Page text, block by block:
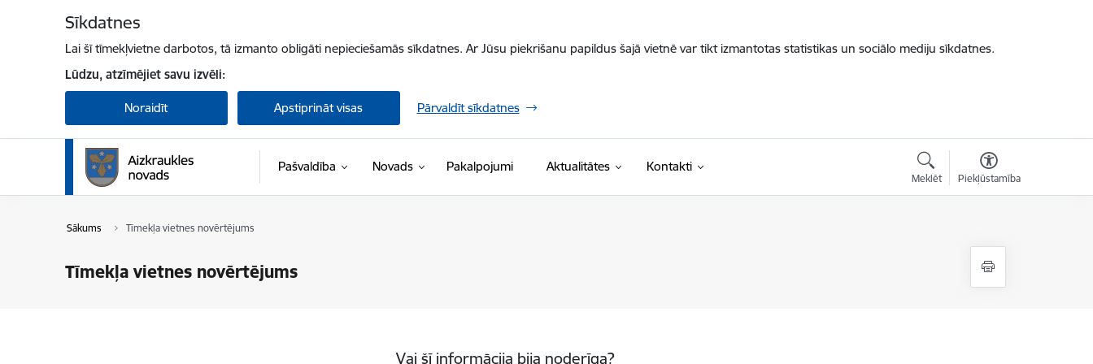
Sīkdatnes
Lai šī tīmekļvietne darbotos, tā izmanto obligāti nepieciešamās sīkdatnes. Ar Jūsu piekrišanu papildus šajā vietnē var tikt izmantotas statistikas un sociālo mediju sīkdatnes.
Lūdzu, atzīmējiet savu izvēli:
Noraidīt Apstiprināt visas Pārvaldīt sīkdatnes
Pašvaldība Novads Pakalpojumi Aktualitātes Kontakti
Meklēt Piekļūstamība
Sākums Tīmekļa vietnes novērtējums
Tīmekļa vietnes novērtējums
Vai šī informācija bija noderīga?